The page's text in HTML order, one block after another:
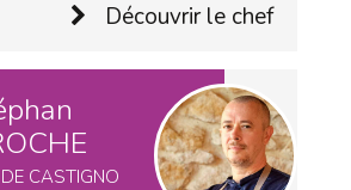
Découvrir le chef
CASTIGNO